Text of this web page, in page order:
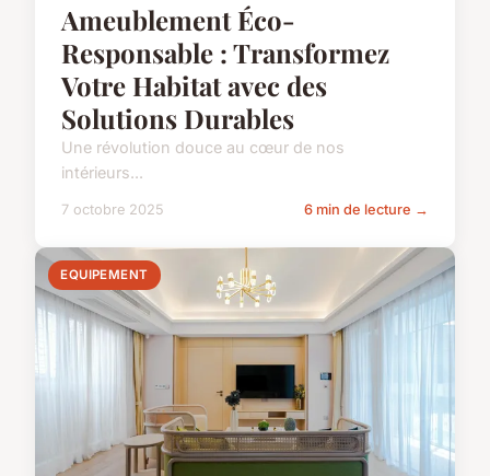
Ameublement Éco-
Responsable : Transformez
Votre Habitat avec des
Solutions Durables
Une révolution douce au cœur de nos
intérieurs...
7 octobre 2025 6 min de lecture →
EQUIPEMENT